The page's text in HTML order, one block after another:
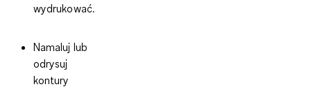
wydrukować.
Namaluj lub
odrysuj
kontury